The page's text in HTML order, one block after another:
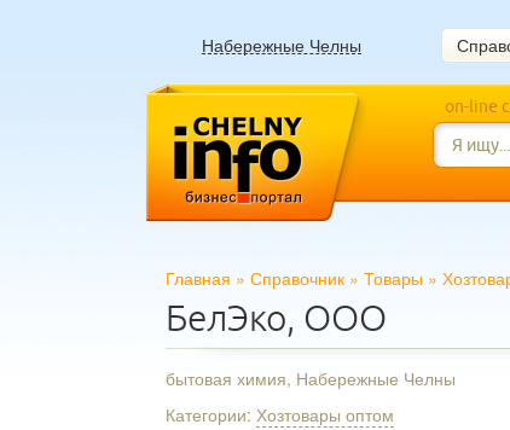
Набережные Челны
on-line
Главная » Справочник » Товары »
БелЭко, ООО
бытовая химия, Набережные Челны
Категории: Хозтовары оптом